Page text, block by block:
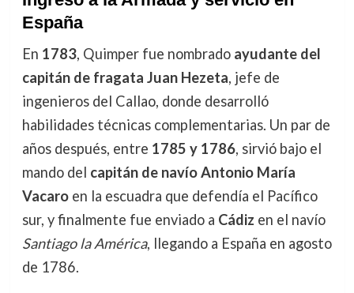
España
En 1783, Quimper fue nombrado ayudante del
capitán de fragata Juan Hezeta, jefe de
ingenieros del Callao, donde desarrolló
habilidades técnicas complementarias. Un par de
años después, entre 1785 y 1786, sirvió bajo el
mando del capitán de navío Antonio María
Vacaroen la escuadra que defendía el Pacífico
sur, y finalmente fue enviado a Cádiz en el navío
Santiago la América, llegando a España en agosto
de 1786.